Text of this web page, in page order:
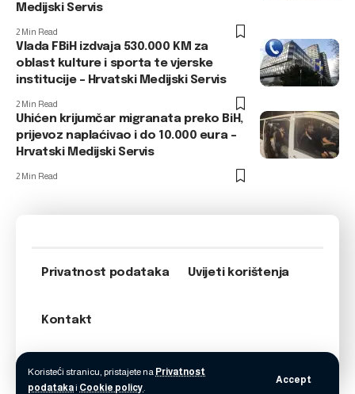
Koristeći stranicu, pristajete na Privatnost
podatakai Cookie policy.
Accept
Medijski Servis
2 Min Read
Vlada FBiH izdvaja 530.000 KM za
oblast kulture i sporta te vjerske
institucije – Hrvatski Medijski Servis
2 Min Read
Uhićen krijumčar migranata preko BiH,
prijevoz naplaćivao i do 10.000 eura –
Hrvatski Medijski Servis
2 Min Read
Privatnost podataka Uvijeti korištenja
Kontakt